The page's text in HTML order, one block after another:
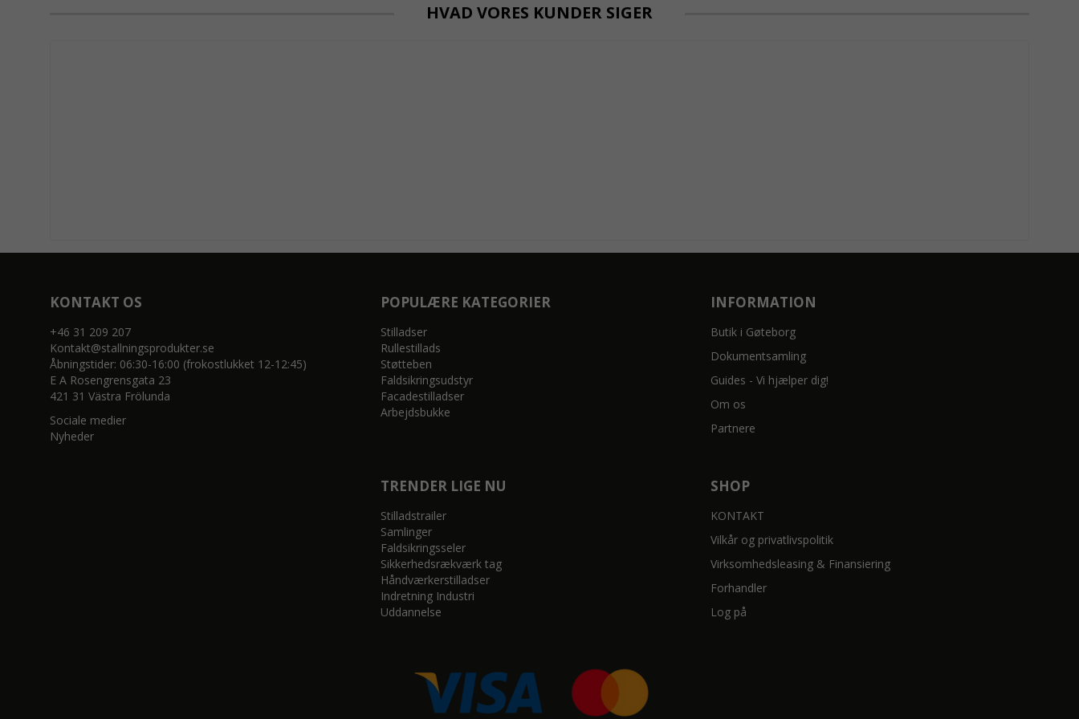
HVAD VORES KUNDER SIGER
KONTAKT OS
+46 31 209 207
Kontakt@stallningsprodukter.se
Åbningstider: 06:30-16:00 (frokostlukket 12-12:45)
E A Rosengrensgata 23
421 31 Västra Frölunda
Sociale medier
Nyheder
POPULÆRE KATEGORIER
Stilladser
Rullestillads
Støtteben
Faldsikringsudstyr
Facadestilladser
Arbejdsbukke
INFORMATION
Butik i Gøteborg
Dokumentsamling
Guides - Vi hjælper dig!
Om os
Partnere
TRENDER LIGE NU
Stilladstrailer
Samlinger
Faldsikringsseler
Sikkerhedsrækværk tag
Håndværkerstilladser
Indretning Industri
Uddannelse
SHOP
KONTAKT
Vilkår og privatlivspolitik
Virksomhedsleasing & Finansiering
Forhandler
Log på